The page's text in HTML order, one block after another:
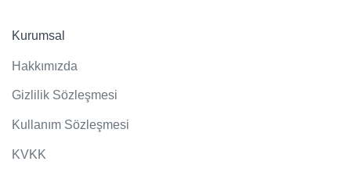
Kurumsal
Hakkımızda
Gizlilik Sözleşmesi
Kullanım Sözleşmesi
KVKK